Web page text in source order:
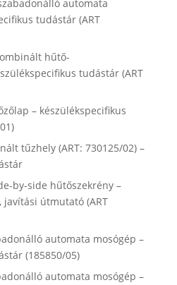
automata
tudástár (ART
hűtő-
tudástár (ART
– készülékspecifikus
tűzhely (ART: 730125/02) –
by-side hűtőszekrény –
javítási útmutató (ART
automata mosógép –
(185850/05)
automata mosógép –